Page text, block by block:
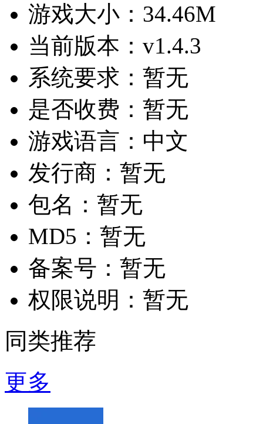
游戏大小： 34.46M
当前版本： v1.4.3
系统要求： 暂无
是否收费： 暂无
游戏语言： 中文
发行商： 暂无
包名： 暂无
MD5： 暂无
备案号： 暂无
权限说明： 暂无
同类推荐
更多